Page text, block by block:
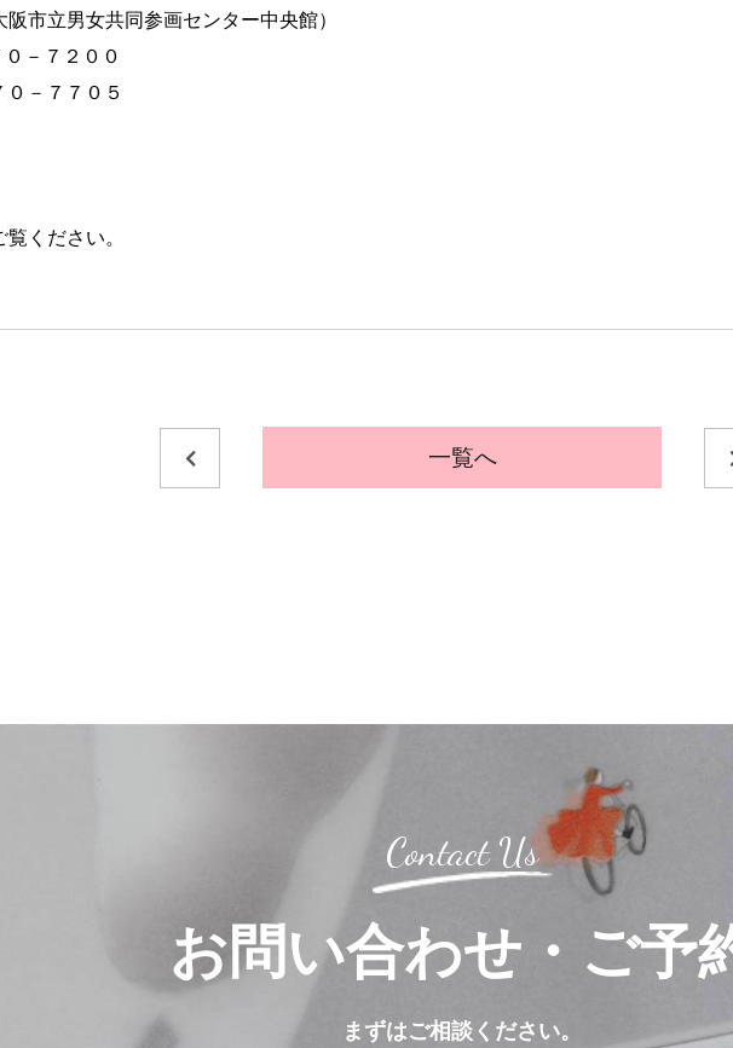
市立男女共同参画センター中央館）
－７２００
－７７０５
覧ください。
一覧へ
Contact Us
お問い合わせ・ご予
まずはご相談ください。